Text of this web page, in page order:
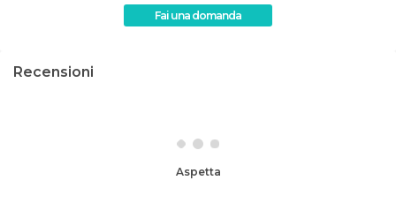
Fai una domanda
Recensioni
Aspetta